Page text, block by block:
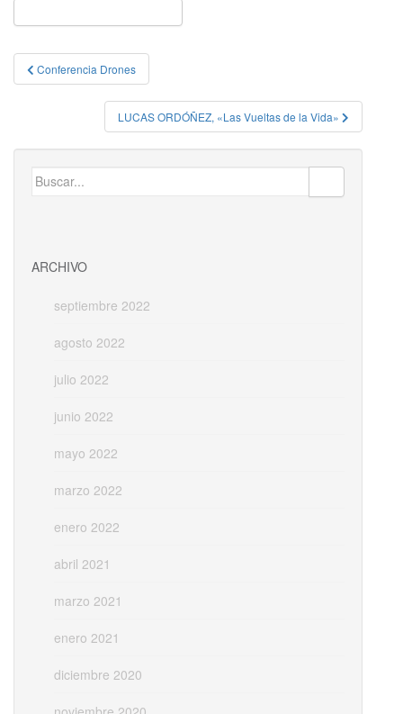
Navegación
de
entradas
Conferencia Drones
LUCAS ORDÓÑEZ, «Las Vueltas de la Vida»
Buscar:
ARCHIVO
septiembre 2022
agosto 2022
julio 2022
junio 2022
mayo 2022
marzo 2022
enero 2022
abril 2021
marzo 2021
enero 2021
diciembre 2020